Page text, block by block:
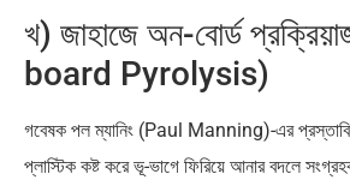
খ) জাহাজে অন-বোর্ড
board Pyrolysis)
গবেষক পল ম্যানিং (Paul Manning)-এর
প্লাস্টিক কষ্ট করে ভূ-ভাগে ফিরিয়ে আনার বদলে